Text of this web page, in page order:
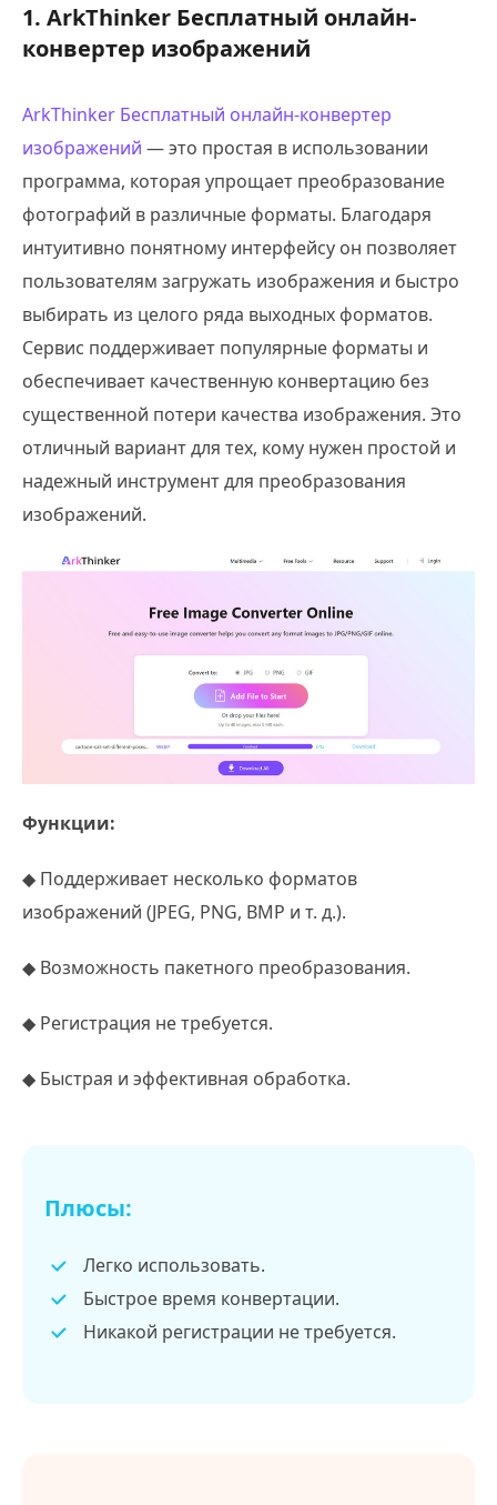
1. ArkThinker Бесплатный онлайн-
конвертер изображений
ArkThinker Бесплатный онлайн-конвертер
изображений — это простая в использовании
программа, которая упрощает преобразование
фотографий в различные форматы. Благодаря
интуитивно понятному интерфейсу он позволяет
пользователям загружать изображения и быстро
выбирать из целого ряда выходных форматов.
Сервис поддерживает популярные форматы и
обеспечивает качественную конвертацию без
существенной потери качества изображения. Это
отличный вариант для тех, кому нужен простой и
надежный инструмент для преобразования
изображений.
Функции:
◆ Поддерживает несколько форматов
изображений (JPEG, PNG, BMP и т. д.).
◆ Возможность пакетного преобразования.
◆ Регистрация не требуется.
◆ Быстрая и эффективная обработка.
Плюсы:
Легко использовать.
Быстрое время конвертации.
Никакой регистрации не требуется.